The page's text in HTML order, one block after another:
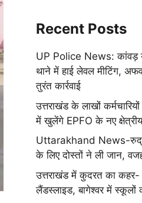
Recent Posts
UP Police News: कांवड़
थाने में हाई लेवल मीटिंग,
तुरंत कार्रवाई
उत्तराखंड के लाखों
में खुलेंगे EPFO के नए क्षेत्रीय
Uttarakhand News-
के लिए दोस्तों ने ली जान,
उत्तराखंड में कुदरत का कहर-
लैंडस्लाइड, बागेश्वर में स्कूलों